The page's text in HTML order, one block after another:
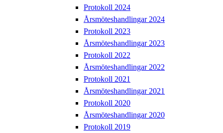
Protokoll 2024
Årsmöteshandlingar 2024
Protokoll 2023
Årsmöteshandlingar 2023
Protokoll 2022
Årsmöteshandlingar 2022
Protokoll 2021
Årsmöteshandlingar 2021
Protokoll 2020
Årsmöteshandlingar 2020
Protokoll 2019